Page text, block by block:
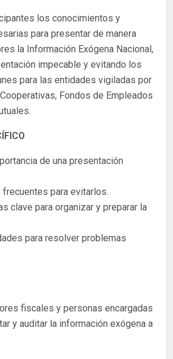
los conocimientos y
para presentar de manera
la Información Exógena Nacional,
impecable y evitando los
para las entidades vigiladas por
Fondos de Empleados
de una presentación
frecuentes para evitarlos.
clave para organizar y preparar la
para resolver problemas
fiscales y personas encargadas
y auditar la información exógena a